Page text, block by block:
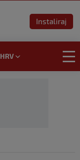
Instaliraj
HRV